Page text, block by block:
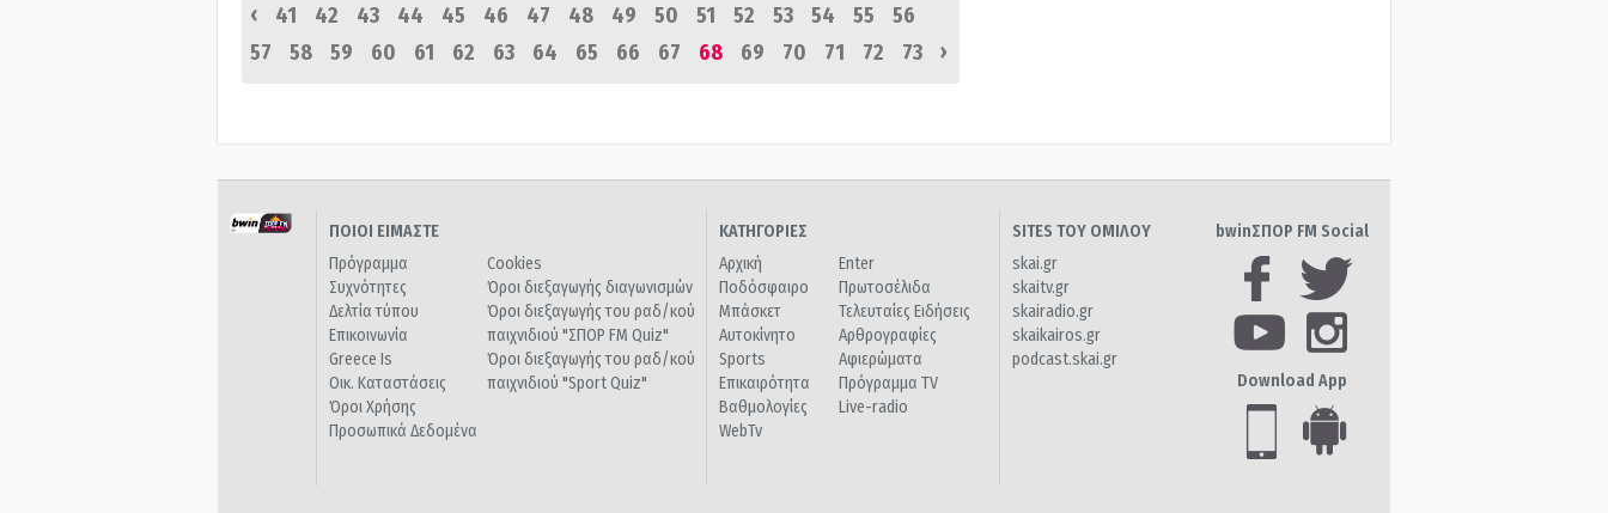
‹
41 42 43 44 45 46 47 48 49 50 51 52 53 54 55
56
57
58 59 60 61 62 63 64 65 66 67 68 69 70 71 72 73 ›
ΠΟΙΟΙ ΕΙΜΑΣΤΕ
Πρόγραμμα
Συχνότητες
Δελτία τύπου
Επικοινωνία
Greece Is
Οικ. Καταστάσεις
Όροι Χρήσης
Προσωπικά Δεδομένα
Cookies
Όροι διεξαγωγής διαγωνισμών
Όροι διεξαγωγής του ραδ/κού
παιχνιδιού "ΣΠΟΡ FM Quiz"
Όροι διεξαγωγής του ραδ/κού
παιχνιδιού "Sport Quiz"
ΚΑΤΗΓΟΡΙΕΣ
Αρχική
Ποδόσφαιρο
Μπάσκετ
Αυτοκίνητο
Sports
Επικαιρότητα
Βαθμολογίες
WebTv
Enter
Πρωτοσέλιδα
Τελευταίες Ειδήσεις
Αρθρογραφίες
Αφιερώματα
Πρόγραμμα TV
Live-radio
SITES ΤΟΥ ΟΜΙΛΟΥ
skai.gr
skaitv.gr
skairadio.gr
skaikairos.gr
podcast.skai.gr
bwinΣΠΟΡ FM Social
Download App